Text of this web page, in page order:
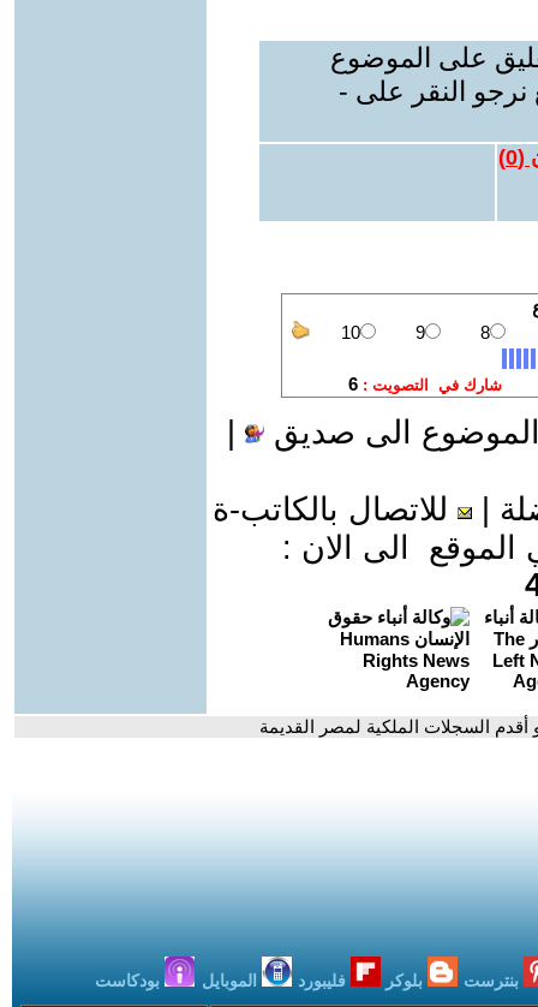
على الموضوع
نرجو النقر على -
(
0
)
الى صديق
للاتصال بالكاتب-ة
الى الان :
أقدم السجلات الملكية لمصر القديمة
بنترست بلوكر فليبورد الموبايل بودكاست